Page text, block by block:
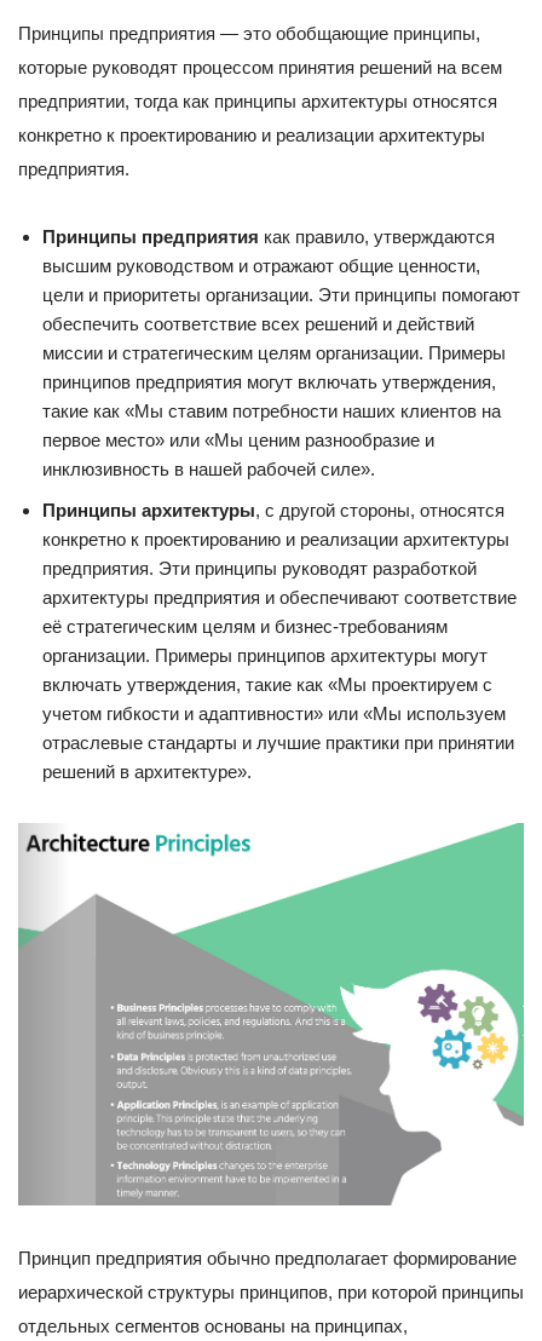
Принципы предприятия — это обобщающие принципы,
которые руководят процессом принятия решений на всем
предприятии, тогда как принципы архитектуры относятся
конкретно к проектированию и реализации архитектуры
предприятия.
Принципы предприятия как правило, утверждаются
высшим руководством и отражают общие ценности,
цели и приоритеты организации. Эти принципы помогают
обеспечить соответствие всех решений и действий
миссии и стратегическим целям организации. Примеры
принципов предприятия могут включать утверждения,
такие как «Мы ставим потребности наших клиентов на
первое место» или «Мы ценим разнообразие и
инклюзивность в нашей рабочей силе».
Принципы архитектуры, с другой стороны, относятся
конкретно к проектированию и реализации архитектуры
предприятия. Эти принципы руководят разработкой
архитектуры предприятия и обеспечивают соответствие
её стратегическим целям и бизнес-требованиям
организации. Примеры принципов архитектуры могут
включать утверждения, такие как «Мы проектируем с
учетом гибкости и адаптивности» или «Мы используем
отраслевые стандарты и лучшие практики при принятии
решений в архитектуре».
Принцип предприятия обычно предполагает формирование
иерархической структуры принципов, при которой принципы
отдельных сегментов основаны на принципах,